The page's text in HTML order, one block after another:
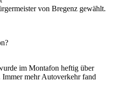
von Bregenz gewählt.
im Montafon heftig über
mehr Autoverkehr fand